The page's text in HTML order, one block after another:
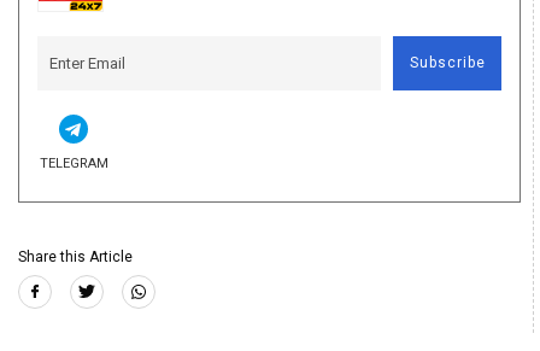
Subscribe
TELEGRAM
Share this Article